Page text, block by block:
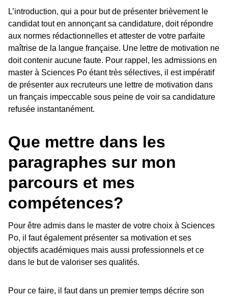
L’introduction, qui a pour but de présenter brièvement le
candidat tout en annonçant sa candidature, doit répondre
aux normes rédactionnelles et attester de votre parfaite
maîtrise de la langue française. Une lettre de motivation ne
doit contenir aucune faute. Pour rappel, les admissions en
master à Sciences Po étant très sélectives, il est impératif
de présenter aux recruteurs une lettre de motivation dans
un français impeccable sous peine de voir sa candidature
refusée instantanément.
Que mettre dans les
paragraphes sur mon
parcours et mes
compétences?
Pour être admis dans le master de votre choix à Sciences
Po, il faut également présenter sa motivation et ses
objectifs académiques mais aussi professionnels et ce
dans le but de valoriser ses qualités.
Pour ce faire, il faut dans un premier temps décrire son